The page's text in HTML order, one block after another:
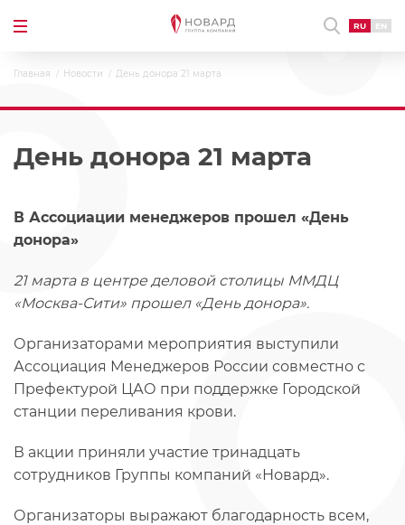
RU EN
Главная Новости День донора 21 марта
День донора 21 марта
В Ассоциации менеджеров прошел «День
донора»
21 марта в центре деловой столицы ММДЦ
«Москва-Сити» прошел «День донора».
Организаторами мероприятия выступили
Ассоциация Менеджеров России совместно с
Префектурой ЦАО при поддержке Городской
станции переливания крови.
В акции приняли участие тринадцать
сотрудников Группы компаний «Новард».
Организаторы выражают благодарность всем,